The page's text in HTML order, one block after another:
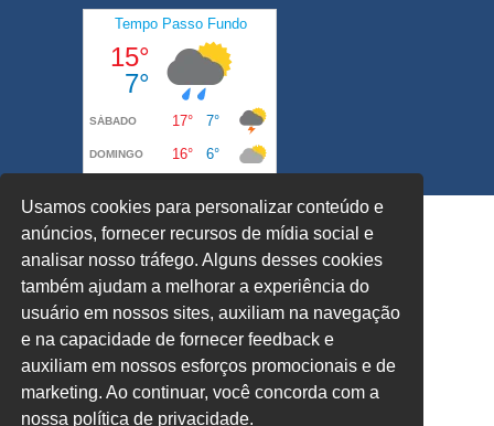
Usamos cookies para personalizar conteúdo e
anúncios, fornecer recursos de mídia social e
analisar nosso tráfego. Alguns desses cookies
também ajudam a melhorar a experiência do
usuário em nossos sites, auxiliam na navegação
e na capacidade de fornecer feedback e
auxiliam em nossos esforços promocionais e de
marketing. Ao continuar, você concorda com a
nossa política de privacidade.